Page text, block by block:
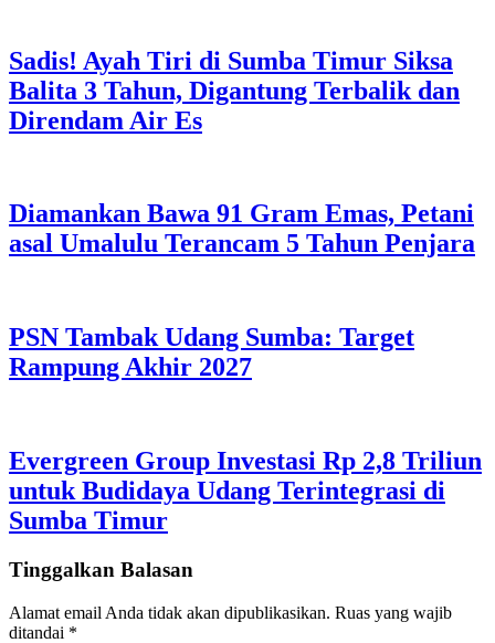
Sadis! Ayah Tiri di Sumba Timur Siksa
Balita 3 Tahun, Digantung Terbalik dan
Direndam Air Es
Diamankan Bawa 91 Gram Emas, Petani
asal Umalulu Terancam 5 Tahun Penjara
PSN Tambak Udang Sumba: Target
Rampung Akhir 2027
Evergreen Group Investasi Rp 2,8 Triliun
untuk Budidaya Udang Terintegrasi di
Sumba Timur
Tinggalkan Balasan
Alamat email Anda tidak akan dipublikasikan. Ruas yang wajib
ditandai *